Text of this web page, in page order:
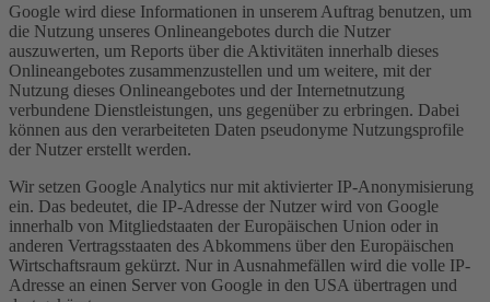
Google wird diese Informationen in unserem Auftrag benutzen, um
die Nutzung unseres Onlineangebotes durch die Nutzer
auszuwerten, um Reports über die Aktivitäten innerhalb dieses
Onlineangebotes zusammenzustellen und um weitere, mit der
Nutzung dieses Onlineangebotes und der Internetnutzung
verbundene Dienstleistungen, uns gegenüber zu erbringen. Dabei
können aus den verarbeiteten Daten pseudonyme Nutzungsprofile
der Nutzer erstellt werden.
Wir setzen Google Analytics nur mit aktivierter IP-Anonymisierung
ein. Das bedeutet, die IP-Adresse der Nutzer wird von Google
innerhalb von Mitgliedstaaten der Europäischen Union oder in
anderen Vertragsstaaten des Abkommens über den Europäischen
Wirtschaftsraum gekürzt. Nur in Ausnahmefällen wird die volle IP-
Adresse an einen Server von Google in den USA übertragen und